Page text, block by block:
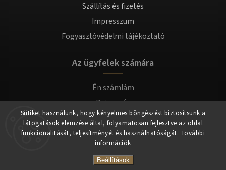
Sütiket használunk, hogy kényelmes böngészést biztosítsunk a
látogatások elemzése által, folyamatosan fejlesztve az oldal
funkcionalitását, teljesítményét és használhatóságát. További
információk
Beállítások
Szállítás és fizetés
Impresszum
Fogyasztóvédelmi tájékoztató
Az ügyfelek számára
Én számlám
Bejegyzés
Bejelentkezés
Copyright 2026tomilla.hu. Minden jog fenntartva.